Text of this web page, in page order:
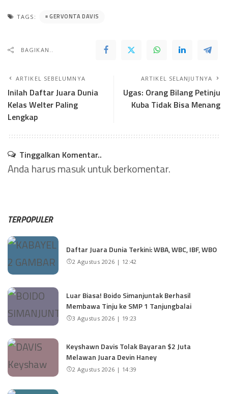
TAGS: GERVONTA DAVIS
BAGIKAN..
ARTIKEL SEBELUMNYA
Inilah Daftar Juara Dunia
Kelas Welter Paling
Lengkap
ARTIKEL SELANJUTNYA
Ugas: Orang Bilang Petinju
Kuba Tidak Bisa Menang
Tinggalkan Komentar..
Anda harusmasukuntuk berkomentar.
TERPOPULER
Daftar Juara Dunia Terkini: WBA, WBC, IBF, WBO
2 Agustus 2026 | 12:42
Luar Biasa! Boido Simanjuntak Berhasil
Membawa Tinju ke SMP 1 Tanjungbalai
3 Agustus 2026 | 19:23
Keyshawn Davis Tolak Bayaran $2 Juta
Melawan Juara Devin Haney
2 Agustus 2026 | 14:39